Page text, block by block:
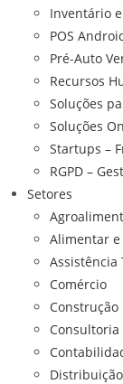
Inventário
POS
Pré-Auto
Recursos
Soluções
Soluções
Startups –
RGPD –
Setores
Alimentar e
Assistência
Comércio
Construção
Consultoria
Distribuição